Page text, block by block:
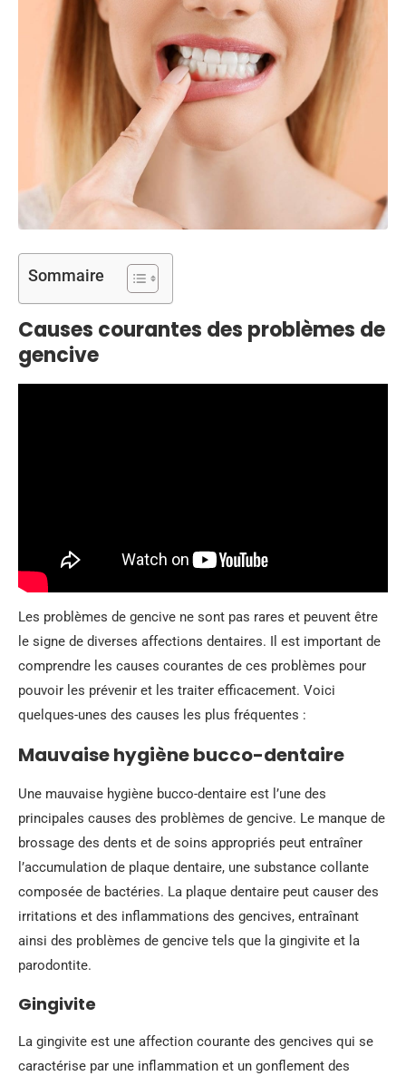
Sommaire
Causes courantes des problèmes de
gencive
Les problèmes de gencive ne sont pas rares et peuvent être
le signe de diverses affections dentaires. Il est important de
comprendre les causes courantes de ces problèmes pour
pouvoir les prévenir et les traiter efficacement. Voici
quelques-unes des causes les plus fréquentes :
Mauvaise hygiène bucco-dentaire
Une mauvaise hygiène bucco-dentaire est l’une des
principales causes des problèmes de gencive. Le manque de
brossage des dents et de soins appropriés peut entraîner
l’accumulation de plaque dentaire, une substance collante
composée de bactéries. La plaque dentaire peut causer des
irritations et des inflammations des gencives, entraînant
ainsi des problèmes de gencive tels que la gingivite et la
parodontite.
Gingivite
La gingivite est une affection courante des gencives qui se
caractérise par une inflammation et un gonflement des